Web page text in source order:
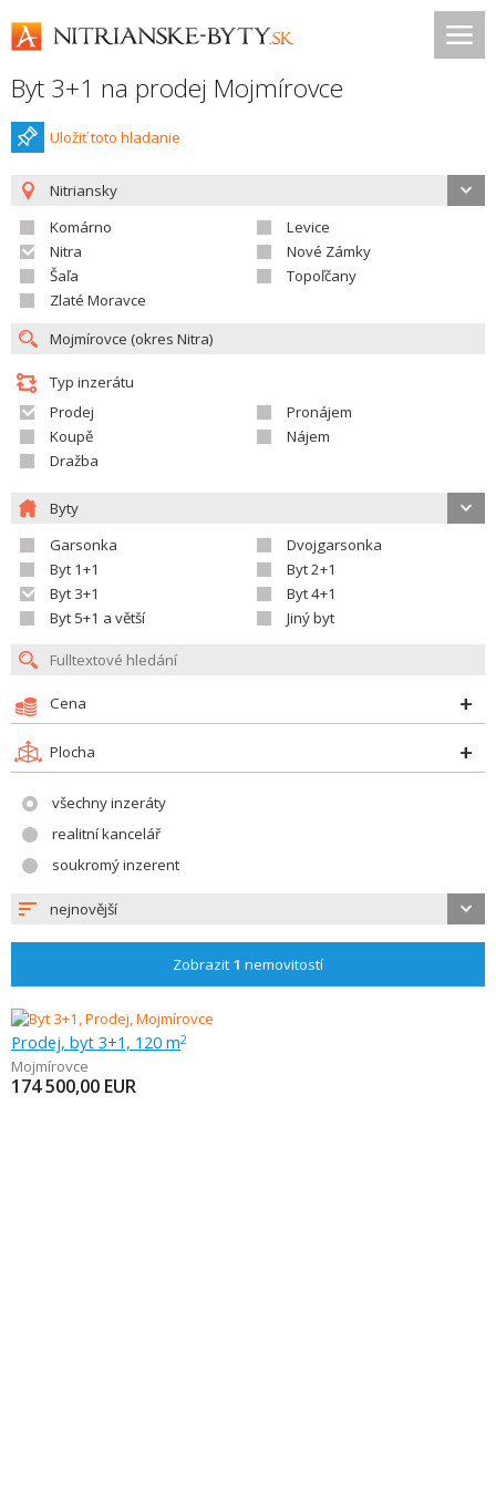
Byt 3+1 na prodej Mojmírovce
Uložiť toto hladanie
Nitriansky
Komárno
Levice
Nitra
Nové Zámky
Šaľa
Topoľčany
Zlaté Moravce
Typ inzerátu
Prodej
Pronájem
Koupě
Nájem
Dražba
Byty
Garsonka
Dvojgarsonka
Byt 1+1
Byt 2+1
Byt 3+1
Byt 4+1
Byt 5+1 a větší
Jiný byt
Cena
Plocha
všechny inzeráty
realitní kancelář
soukromý inzerent
nejnovější
Zobrazit 1 nemovitostí
Prodej, byt 3+1, 120 m2
Mojmírovce
174 500,00 EUR